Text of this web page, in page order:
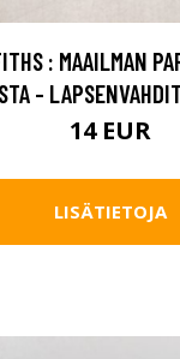
: MAAILMAN
-
14 EUR
LISÄTIETOJA